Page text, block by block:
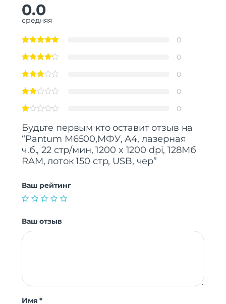
0.0
средняя
0
0
0
0
0
Будьте первым кто оставит отзыв на
“Pantum M6500,МФУ, А4, лазерная
ч.б., 22 стр/мин, 1200 x 1200 dpi, 128Мб
RAM, лоток 150 стр, USB, чер”
Ваш рейтинг
Ваш отзыв
Имя*